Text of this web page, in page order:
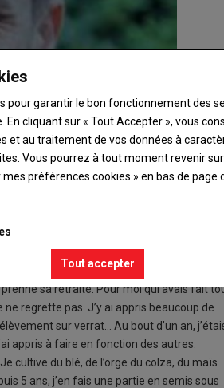
ha en mars 2011, après avoir été salarié
sa retraite. Pour moi qui avais fait
regrette pas. J’y ai appris beaucoup de
sur verrat... Au bout d’un an,
appris à faire en fonction des autres.
cultive du blé, de l’orge du colza, du maïs
5 ans, j’en fais une partie en semis sous
pour garantir le bon fonctionnement des
En cliquant sur « Tout Accepter », vous
et au traitement de vos données à
Vous pourrez à tout moment revenir
préférences cookies » en bas de page
Tout accepter